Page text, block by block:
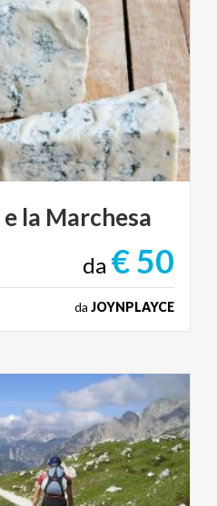
e la Marchesa
da € 50
da JOYNPLAYCE